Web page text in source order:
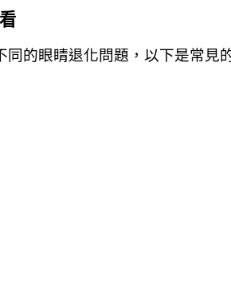
的眼睛退化問題，以下是常見